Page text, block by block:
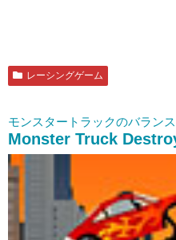
レーシングゲーム
モンスタートラックのバラン
Monster Truck